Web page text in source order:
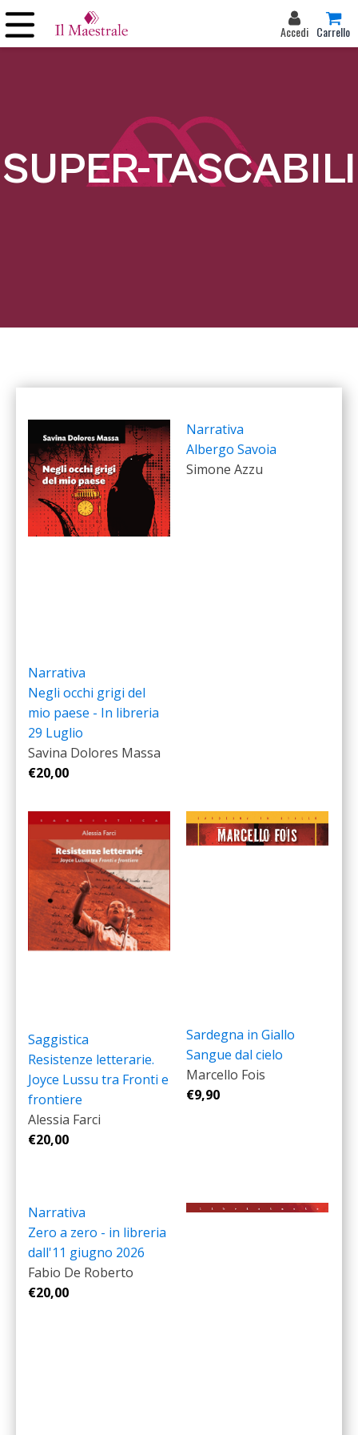
Accedi Carrello
SUPER-TASCABILI
Narrativa
Negli occhi grigi del
mio paese - In libreria
29 Luglio
Savina Dolores Massa
€20,00
Narrativa
Albergo Savoia
Simone Azzu
Saggistica
Resistenze letterarie.
Joyce Lussu tra Fronti e
frontiere
Alessia Farci
€20,00
Sardegna in Giallo
Sangue dal cielo
Marcello Fois
€9,90
Narrativa
Zero a zero - in libreria
dall'11 giugno 2026
Fabio De Roberto
€20,00